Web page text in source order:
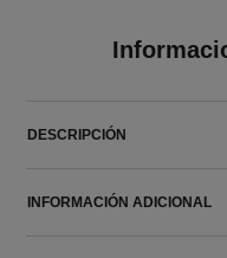
DESCRIPCIÓN
INFORMACIÓN ADICIONAL